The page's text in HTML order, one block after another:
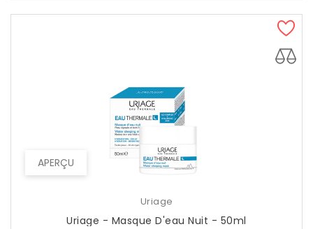
APERÇU
Uriage
Uriage - Masque D'eau Nuit - 50ml